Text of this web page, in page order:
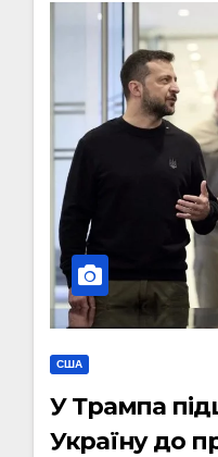
США
У Трампа
Україну до